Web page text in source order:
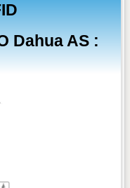
Dahua AS :